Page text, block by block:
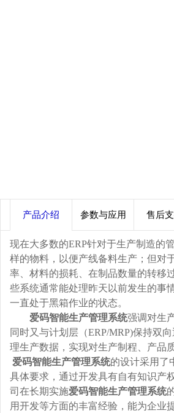
产品介绍 参数与应用 售后
现在大多数的ERP针对于生产制造的
样的物料，以便产线备料生产；但对
率、材料的损耗、在制品数量的转移
些系统通常能处理昨天以前发生的事
一直处于黑箱作业的状态。
爱码智能生产管理系统强调对生
同时又与计划层（ERP/MRP)保持双
理生产数据，实现对生产制程、产品
爱码智能生产管理系统的设计采用了
具体要求，通过开发具有自有知识产
司在长期实施爱码智能生产管理系统
用开发等方面的丰富经验，能为企业